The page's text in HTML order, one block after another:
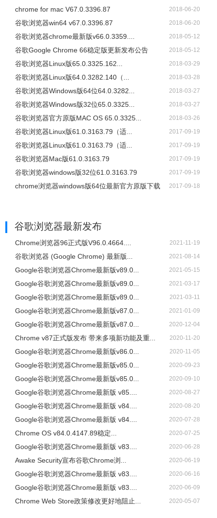
chrome for mac V67.0.3396.87 2018-06-20
谷歌浏览器win64 v67.0.3396.87 2018-06-20
谷歌浏览器chrome最新版v66.0.3359.... 2018-05-12
谷歌Google Chrome 66稳定版更新发布公告 2018-05-12
谷歌浏览器Linux版65.0.3325.162... 2018-03-29
谷歌浏览器Linux版64.0.3282.140（... 2018-03-28
谷歌浏览器Windows版64位64.0.3282... 2018-03-27
谷歌浏览器Windows版32位65.0.3325... 2018-03-27
谷歌浏览器官方原版MAC OS 65.0.3325... 2018-03-26
谷歌浏览器Linux版61.0.3163.79（适... 2017-09-19
谷歌浏览器Linux版61.0.3163.79（适... 2017-09-19
谷歌浏览器Mac版61.0.3163.79 2017-09-19
谷歌浏览器windows版32位61.0.3163.79 2017-09-19
chrome浏览器windows版64位最新官方原版下载 2017-09-18
谷歌浏览器最新发布
Chrome浏览器96正式版V96.0.4664.... 2021-11-19
谷歌浏览器 (Google Chrome) 最新版... 2021-08-14
Google谷歌浏览器Chrome最新版v89.0... 2021-05-15
Google谷歌浏览器Chrome最新版v89.0... 2021-03-17
Google谷歌浏览器Chrome最新版v89.0... 2021-03-11
Google谷歌浏览器Chrome最新版v87.0... 2021-01-09
Google谷歌浏览器Chrome最新版v87.0... 2020-12-04
Chrome v87正式版发布 带来多项新功能及重... 2020-11-20
Google谷歌浏览器Chrome最新版v86.0... 2020-11-05
Google谷歌浏览器Chrome最新版v85.0... 2020-09-23
Google谷歌浏览器Chrome最新版v85.0... 2020-09-10
Google谷歌浏览器Chrome最新版 v85.... 2020-08-27
Google谷歌浏览器Chrome最新版 v84.... 2020-08-20
Google谷歌浏览器Chrome最新版 v84.... 2020-07-28
Chrome OS v84.0.4147.89稳定... 2020-07-25
Google谷歌浏览器Chrome最新版 v83.... 2020-06-28
Awake Security宣布谷歌Chrome浏... 2020-06-19
Google谷歌浏览器Chrome最新版 v83.... 2020-06-16
Google谷歌浏览器Chrome最新版 v83.... 2020-06-09
Chrome Web Store政策修改更好地阻止... 2020-05-07